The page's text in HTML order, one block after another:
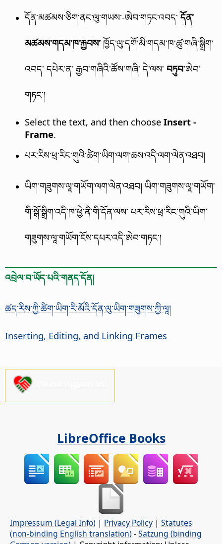
དོན་མཚམས་ཅིག་ནང་ལུ་གཡས་-ཨེབ་གཏང་འབད་ དོན་
མཚམས་གདམ་ཁ་རྐྱབས་ ཁྱོད་ལུ་དགོ་མི་གདམ་ཁ་ཚུ་གཞི་སྒྲིག་
འབད་ དཔེར་ན་ རྒྱབ་གཞིའི་ཚོས་གཞི་ དེ་ལས་ བཏུབ་ཨེབ་
གཏང་།
Select the text, and then choose Insert -
Frame.
པར་རིས་ཕྲ་རིང་གུའི་ཚིག་ཡིག་ལག་ཆས་འདི་ལག་ལེན་འཐབ།
ཡིག་གཟུགས་ལཱ་གཡོག་ལག་ལེན་འཐབ། ཡིག་གཟུགས་ལཱ་གཡོག་
གི་སྒོ་སྒྲིག་འདི་ཁ་ཕྱེ་ནི་གི་དོན་ལས་ པར་རིས་ཕྲ་རིང་གུའི་ཡིག་
གཟུགས་ལཱ་གཡོག་ངོས་དཔར་འདི་ཨེབ་གཏང་།
འབྲེལ་བ་ཡོད་པའི་གནད་དོན།
ཚད་རིས་ཀྱི་ཚིག་ཡིག་རི་མོའི་དོན་ལུ་ཡིག་གཟུགས་ཀྱི་ལཱ།
Inserting, Editing, and Linking Frames
LibreOffice Books
Impressum (Legal Info) | Privacy Policy | Statutes
(non-binding English translation) -Satzung (binding